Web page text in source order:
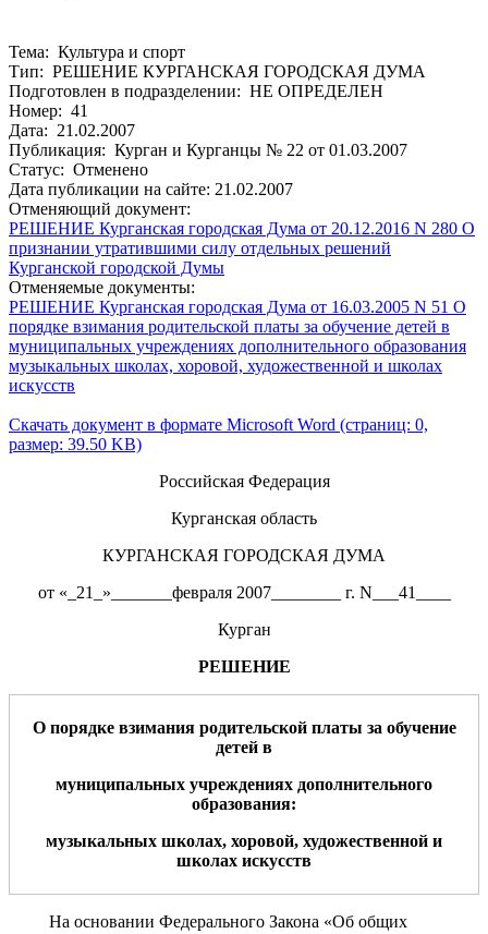
Тема: Культура и спорт
Тип: РЕШЕНИЕ КУРГАНСКАЯ ГОРОДСКАЯ ДУМА
Подготовлен в подразделении: НЕ ОПРЕДЕЛЕН
Номер: 41
Дата: 21.02.2007
Публикация: Курган и Курганцы № 22 от 01.03.2007
Статус: Отменено
Дата публикации на сайте: 21.02.2007
Отменяющий документ:
РЕШЕНИЕ Курганская городская Дума от 20.12.2016 N 280 О
признании утратившими силу отдельных решений
Курганской городской Думы
Отменяемые документы:
РЕШЕНИЕ Курганская городская Дума от 16.03.2005 N 51 О
порядке взимания родительской платы за обучение детей в
муниципальных учреждениях дополнительного образования
музыкальных школах, хоровой, художественной и школах
искусств
Скачать документ в формате Microsoft Word (страниц: 0,
размер: 39.50 KB)
Российская Федерация
Курганская область
КУРГАНСКАЯ ГОРОДСКАЯ ДУМА
от «_21_»_______февраля 2007________ г. N___41____
Курган
РЕШЕНИЕ
О порядке взимания родительской платы за обучение
детей в
муниципальных учреждениях дополнительного
образования:
музыкальных школах, хоровой, художественной и
школах искусств
На основании Федерального Закона «Об общих